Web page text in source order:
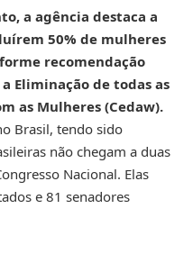
a agência destaca a
50% de mulheres
recomendação
Eliminação de todas as
as Mulheres (Cedaw).
Brasil, tendo sido
não chegam a duas
Nacional. Elas
e 81 senadores